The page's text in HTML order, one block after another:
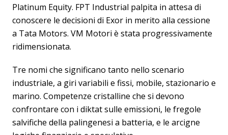
Platinum Equity. FPT Industrial palpita in attesa di
conoscere le decisioni di Exor in merito alla cessione
a Tata Motors. VM Motori è stata progressivamente
ridimensionata.
Tre nomi che significano tanto nello scenario
industriale, a giri variabili e fissi, mobile, stazionario e
marino. Competenze cristalline che si devono
confrontare con i diktat sulle emissioni, le fregole
salvifiche della palingenesi a batteria, e le arcigne